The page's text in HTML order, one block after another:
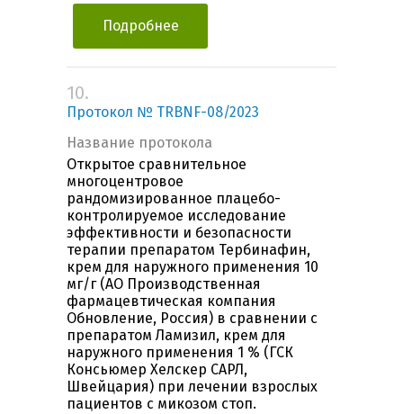
Подробнее
10.
Протокол № TRBNF-08/2023
Название протокола
Открытое сравнительное
многоцентровое
рандомизированное плацебо-
контролируемое исследование
эффективности и безопасности
терапии препаратом Тербинафин,
крем для наружного применения 10
мг/г (АО Производственная
фармацевтическая компания
Обновление, Россия) в сравнении с
препаратом Ламизил, крем для
наружного применения 1 % (ГСК
Консьюмер Хелскер САРЛ,
Швейцария) при лечении взрослых
пациентов с микозом стоп.